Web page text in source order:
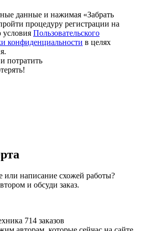
данные и нажимая «Забрать
процедуру регистрации на
Пользовательского
конфиденциальности в целях
потратить
написание схожей работы?
и обсуди заказ.
714 заказов